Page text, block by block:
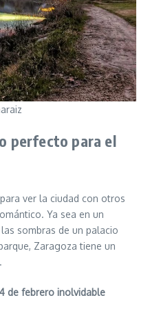
perfecto para el
ver la ciudad con otros
Ya sea en un
sombras de un palacio
Zaragoza tiene un
de febrero inolvidable